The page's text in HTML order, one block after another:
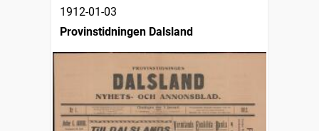
1912-01-03
Provinstidningen Dalsland